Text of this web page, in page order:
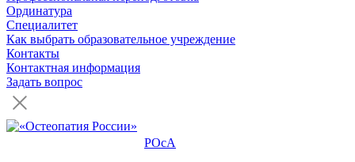
Ординатура
Специалитет
Как выбрать образовательное учреждение
Контакты
Контактная информация
Задать вопрос
РОсА